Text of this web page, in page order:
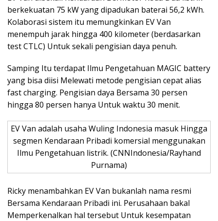
berkekuatan 75 kW yang dipadukan baterai 56,2 kWh.
Kolaborasi sistem itu memungkinkan EV Van
menempuh jarak hingga 400 kilometer (berdasarkan
test CTLC) Untuk sekali pengisian daya penuh.
Samping Itu terdapat Ilmu Pengetahuan MAGIC battery
yang bisa diisi Melewati metode pengisian cepat alias
fast charging. Pengisian daya Bersama 30 persen
hingga 80 persen hanya Untuk waktu 30 menit.
EV Van adalah usaha Wuling Indonesia masuk Hingga
segmen Kendaraan Pribadi komersial menggunakan
Ilmu Pengetahuan listrik. (CNNIndonesia/Rayhand
Purnama)
Ricky menambahkan EV Van bukanlah nama resmi
Bersama Kendaraan Pribadi ini. Perusahaan bakal
Memperkenalkan hal tersebut Untuk kesempatan